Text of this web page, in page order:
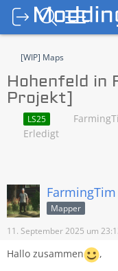
[WIP] Maps
Hohenfeld in
Projekt]
LS25
Erledigt
FarmingTim
Mapper
11. September 2025 um
Hallo zusammen
,